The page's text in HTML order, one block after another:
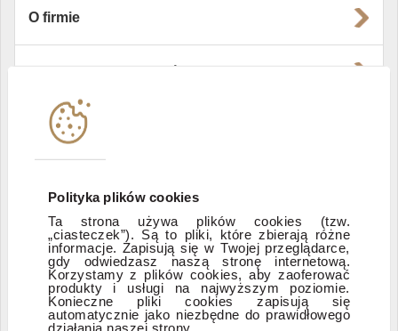
Polityka plików cookies
Ta strona używa plików cookies (tzw.
„ciasteczek”). Są to pliki, które zbierają różne
informacje. Zapisują się w Twojej przeglądarce,
gdy odwiedzasz naszą stronę internetową.
Korzystamy z plików cookies, aby zaoferować
produkty i usługi na najwyższym poziomie.
Konieczne pliki cookies zapisują się
automatycznie jako niezbędne do prawidłowego
działania naszej strony.
O firmie
Instytucje współpracujące
Zastrzeżenia prawne
ESG